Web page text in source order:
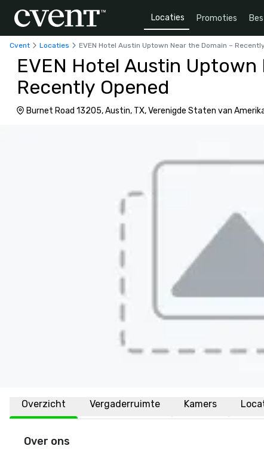
Locaties Promoties
Cvent Locaties EVEN Hotel Austin Uptown Near the Domain –
EVEN Hotel Austin Uptown
Recently Opened
Burnet Road 13205, Austin, TX, Verenigde Staten van
Overzicht Vergaderruimte Kamers
Over ons